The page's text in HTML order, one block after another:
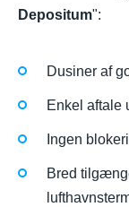
Depositum":
Dusiner af
Enkel aftale
Ingen
Bred